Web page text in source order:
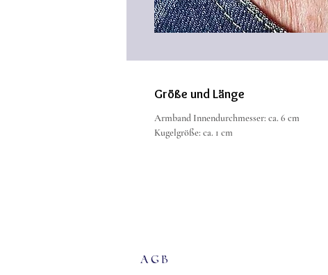
Größe und Länge
Armband Innendurchmesser: ca. 6 cm
Kugelgröße: ca. 1 cm
agb